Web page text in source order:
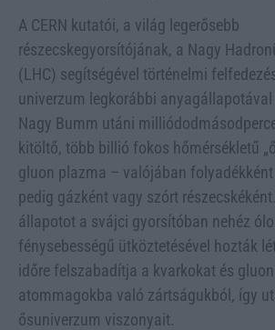
A CERN kutatói, a világ legerősebb
részecskegyorsítójának, a Nagy
(LHC) segítségével történelmi
univerzum legkorábbi
Nagy Bumm utáni
kitöltő, több billió fokos hőmérsékletű
gluon plazma – valójában
pedig gázként vagy szórt
állapotot a svájci gyorsítóban nehéz
fénysebességű ütköztetésével hozták
időre felszabadítja a kvarkokat és
atommagokba való zártságukból, így
ősuniverzum viszonyait.